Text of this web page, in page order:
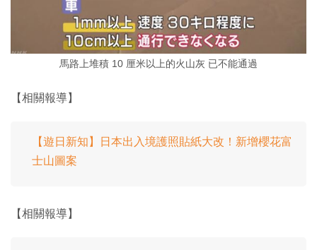
馬路上堆積 10 厘米以上的火山灰 已不能通過
【相關報導】
【遊日新知】日本出入境護照貼紙大改！新增櫻花富
士山圖案
【相關報導】